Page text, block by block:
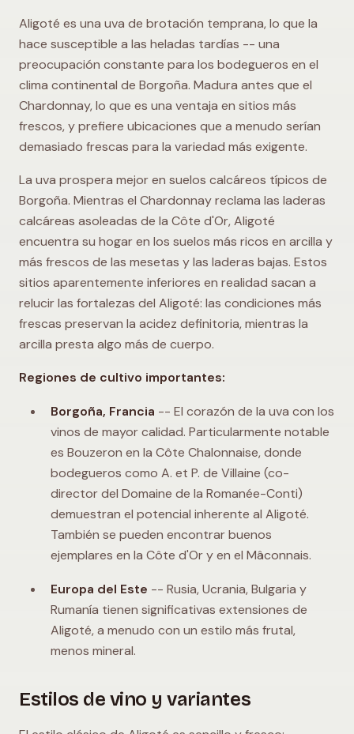
Aligoté es una uva de brotación temprana, lo que la
hace susceptible a las heladas tardías -- una
preocupación constante para los bodegueros en el
clima continental de Borgoña. Madura antes que el
Chardonnay, lo que es una ventaja en sitios más
frescos, y prefiere ubicaciones que a menudo serían
demasiado frescas para la variedad más exigente.
La uva prospera mejor en suelos calcáreos típicos de
Borgoña. Mientras el Chardonnay reclama las laderas
calcáreas asoleadas de la Côte d'Or, Aligoté
encuentra su hogar en los suelos más ricos en arcilla y
más frescos de las mesetas y las laderas bajas. Estos
sitios aparentemente inferiores en realidad sacan a
relucir las fortalezas del Aligoté: las condiciones más
frescas preservan la acidez definitoria, mientras la
arcilla presta algo más de cuerpo.
Regiones de cultivo importantes:
Borgoña, Francia -- El corazón de la uva con los
vinos de mayor calidad. Particularmente notable
es Bouzeron en la Côte Chalonnaise, donde
bodegueros como A. et P. de Villaine (co-
director del Domaine de la Romanée-Conti)
demuestran el potencial inherente al Aligoté.
También se pueden encontrar buenos
ejemplares en la Côte d'Or y en el Mâconnais.
Europa del Este -- Rusia, Ucrania, Bulgaria y
Rumanía tienen significativas extensiones de
Aligoté, a menudo con un estilo más frutal,
menos mineral.
Estilos de vino y variantes